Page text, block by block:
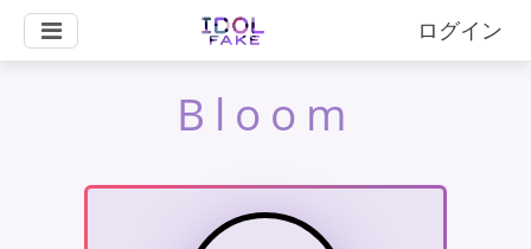
ログイン
Bloom